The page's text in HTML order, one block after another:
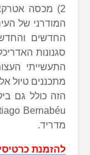
2) מכסה
המודרני של
החדשים
סגנונות
התעשייתי
מתכננים טיול
מדריד.
להזמנת